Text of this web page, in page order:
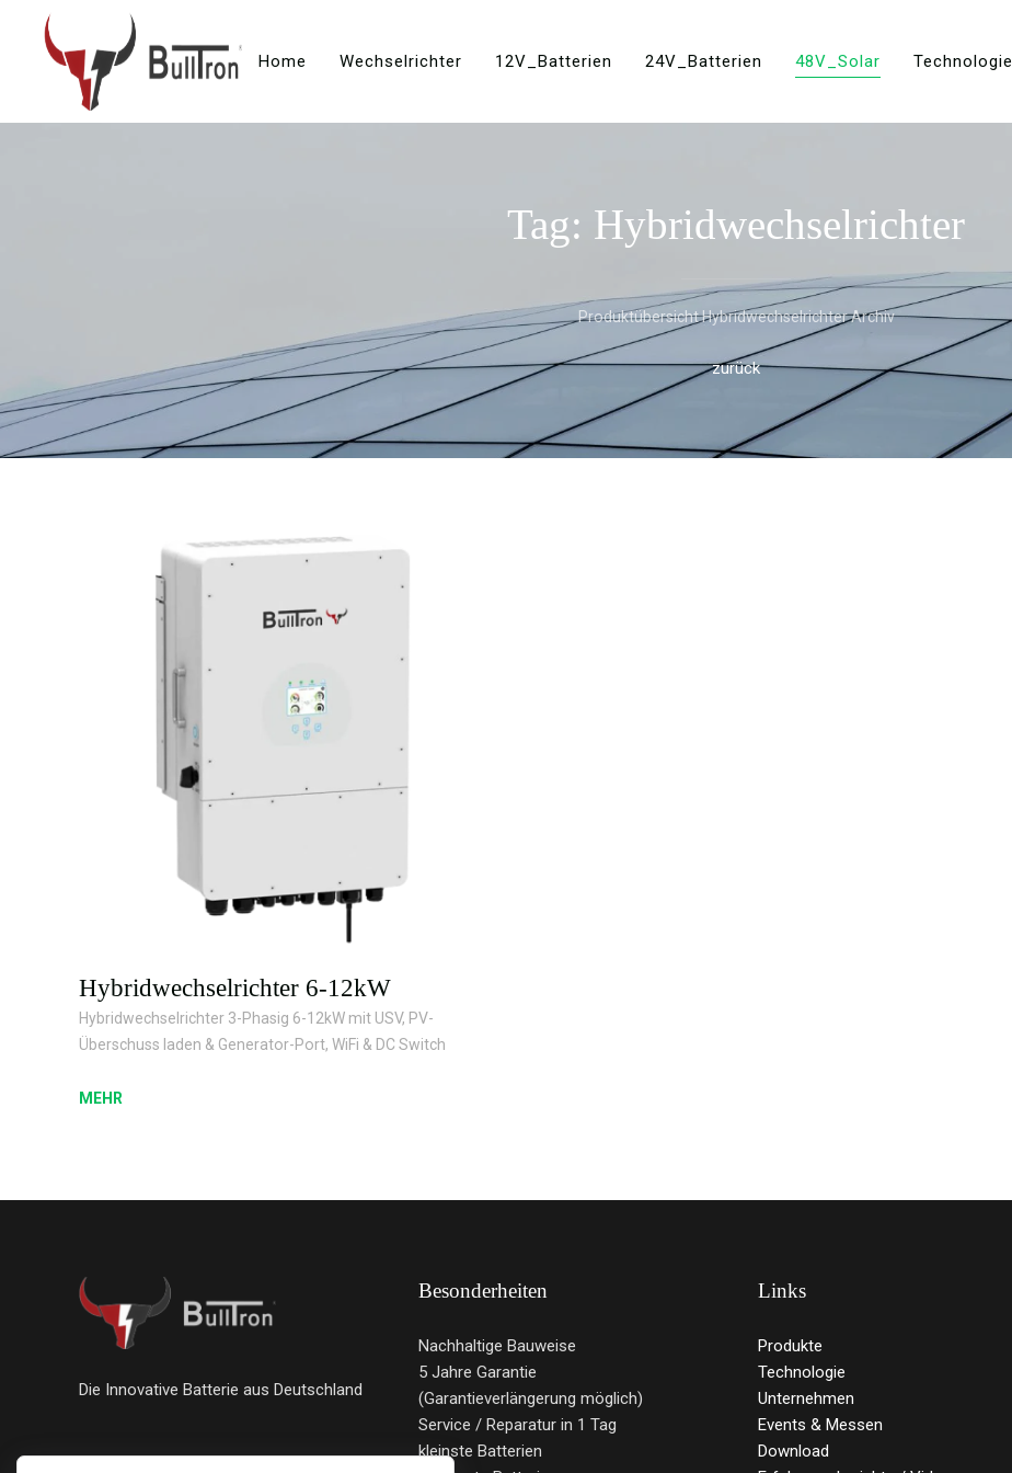
Home Wechselrichter 12V_Batterien 24V_Batterien 48V_Solar Technologie
Tag: Hybridwechselrichter
Produktübersicht Hybridwechselrichter Archiv
zurück
Hybridwechselrichter 6-12kW
Hybridwechselrichter 3-Phasig 6-12kW mit USV, PV-
Überschuss laden & Generator-Port, WiFi & DC Switch
MEHR
Die Innovative Batterie aus Deutschland
Besonderheiten
Nachhaltige Bauweise
5 Jahre Garantie
(Garantieverlängerung möglich)
Service / Reparatur in 1 Tag
kleinste Batterien
Links
Produkte
Technologie
Unternehmen
Events & Messen
Download